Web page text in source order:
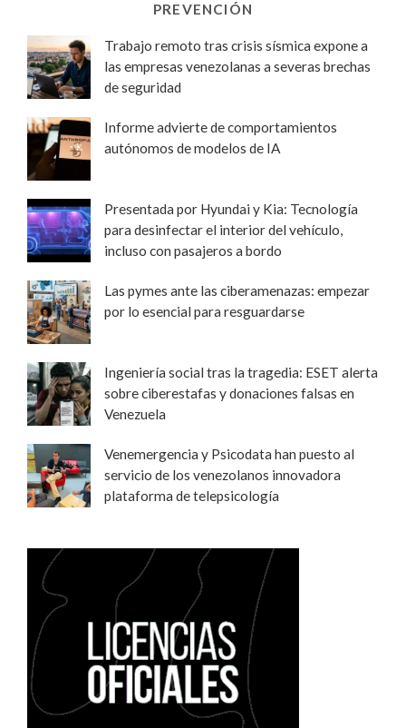
PREVENCIÓN
Trabajo remoto tras crisis sísmica expone a
las empresas venezolanas a severas brechas
de seguridad
Informe advierte de comportamientos
autónomos de modelos de IA
Presentada por Hyundai y Kia: Tecnología
para desinfectar el interior del vehículo,
incluso con pasajeros a bordo
Las pymes ante las ciberamenazas: empezar
por lo esencial para resguardarse
Ingeniería social tras la tragedia: ESET alerta
sobre ciberestafas y donaciones falsas en
Venezuela
Venemergencia y Psicodata han puesto al
servicio de los venezolanos innovadora
plataforma de telepsicología